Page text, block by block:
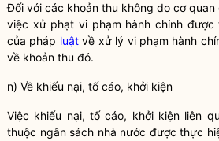
Đối với các khoản thu không do cơ quan
việc xử phạt vi phạm hành chính
của pháp luậtvề xử lý vi phạm hành
về khoản thu đó.
n) Về khiếu nại, tố cáo, khởi kiện
Việc khiếu nại, tố cáo, khởi kiện liên
thuộc ngân sách nhà nước được thực